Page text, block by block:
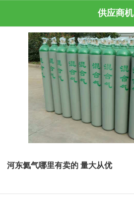
供应商机
河东氦气哪里有卖的 量大从优